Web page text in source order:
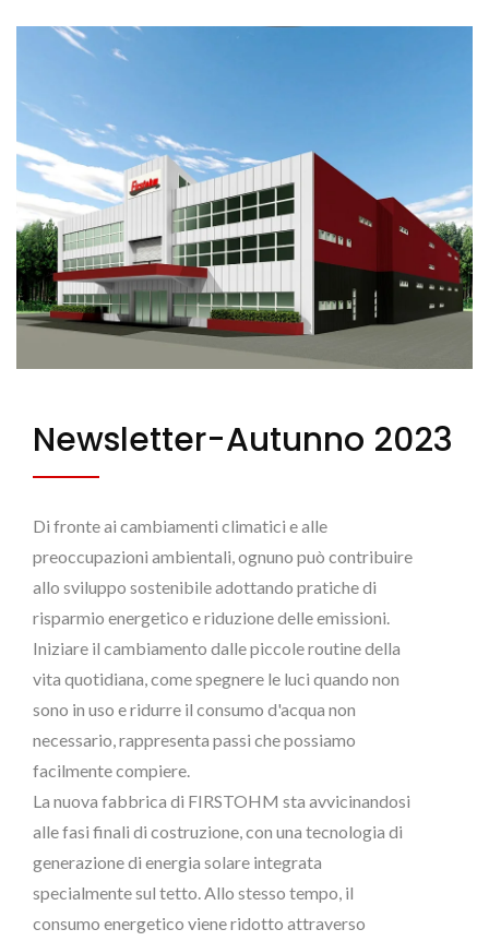
Newsletter-Autunno 2023
Di fronte ai cambiamenti climatici e alle
preoccupazioni ambientali, ognuno può contribuire
allo sviluppo sostenibile adottando pratiche di
risparmio energetico e riduzione delle emissioni.
Iniziare il cambiamento dalle piccole routine della
vita quotidiana, come spegnere le luci quando non
sono in uso e ridurre il consumo d'acqua non
necessario, rappresenta passi che possiamo
facilmente compiere.
La nuova fabbrica di FIRSTOHM sta avvicinandosi
alle fasi finali di costruzione, con una tecnologia di
generazione di energia solare integrata
specialmente sul tetto. Allo stesso tempo, il
consumo energetico viene ridotto attraverso